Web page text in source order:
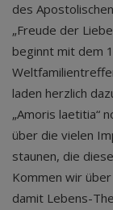
des
„Freude der
beginnt mit dem
laden herzlich
„Amoris laetitia“
über die vielen
staunen, die
Kommen wir
damit Lebens-